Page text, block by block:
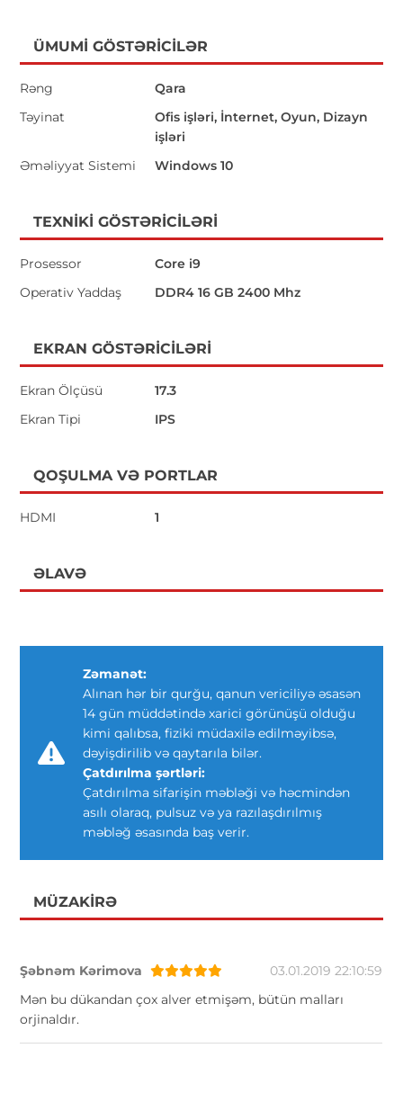
ÜMUMI GÖSTƏRICILƏR
Rəng
Qara
Təyinat
Ofis işləri, İnternet, Oyun, Dizayn
işləri
Əməliyyat Sistemi
Windows 10
TEXNIKI GÖSTƏRICILƏRI
Prosessor
Core i9
Operativ Yaddaş
DDR4 16 GB 2400 Mhz
EKRAN GÖSTƏRICILƏRI
Ekran Ölçüsü
17.3
Ekran Tipi
IPS
QOŞULMA VƏ PORTLAR
HDMI 1
ƏLAVƏ
Zəmanət:
Alınan hər bir qurğu, qanun vericiliyə əsasən
14 gün müddətində xarici görünüşü olduğu
kimi qalıbsa, fiziki müdaxilə edilməyibsə,
dəyişdirilib və qaytarıla bilər.
Çatdırılma şərtləri:
Çatdırılma sifarişin məbləği və həcmindən
asılı olaraq, pulsuz və ya razılaşdırılmış
məbləğ əsasında baş verir.
MÜZAKIRƏ
Şəbnəm Kərimova
03.01.2019 22:10:59
Mən bu dükandan çox alver etmişəm, bütün malları
orjinaldır.